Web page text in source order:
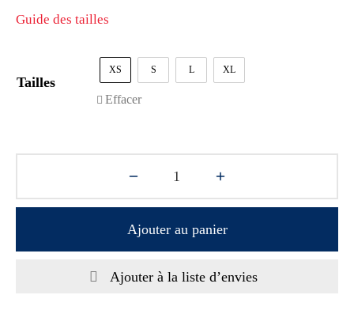
Guide des tailles
Tailles
XS S L XL
Effacer
Ajouter au panier
Ajouter à la liste d’envies